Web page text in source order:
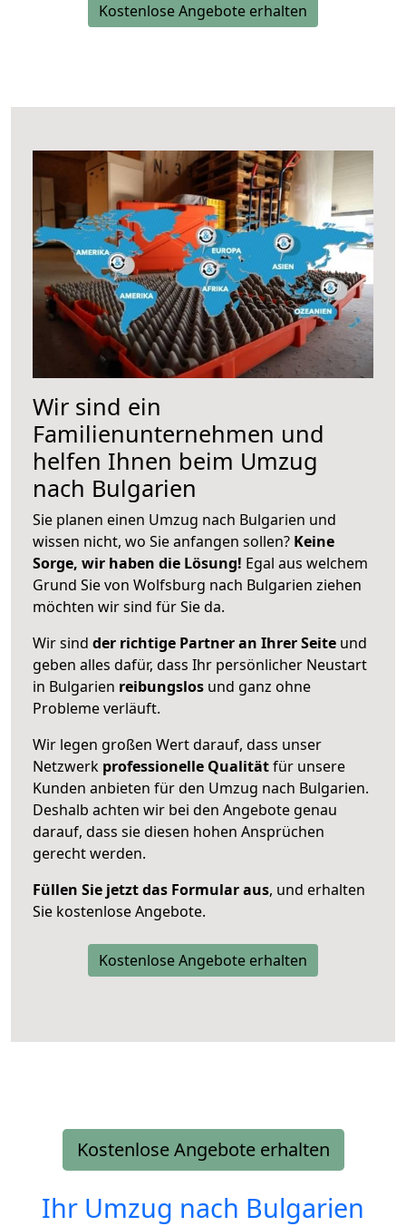
Kostenlose Angebote erhalten
Wir sind ein
Familienunternehmen und
helfen Ihnen beim Umzug
nach Bulgarien
Sie planen einen Umzug nach Bulgarien und
wissen nicht, wo Sie anfangen sollen? Keine
Sorge, wir haben die Lösung! Egal aus welchem
Grund Sie von Wolfsburg nach Bulgarien ziehen
möchten wir sind für Sie da.
Wir sind der richtige Partner an Ihrer Seite und
geben alles dafür, dass Ihr persönlicher Neustart
in Bulgarien reibungslos und ganz ohne
Probleme verläuft.
Wir legen großen Wert darauf, dass unser
Netzwerk professionelle Qualitätfür unsere
Kunden anbieten für den Umzug nach Bulgarien.
Deshalb achten wir bei den Angebote genau
darauf, dass sie diesen hohen Ansprüchen
gerecht werden.
Füllen Sie jetzt das Formular aus, und erhalten
Sie kostenlose Angebote.
Kostenlose Angebote erhalten
Kostenlose Angebote erhalten
Ihr Umzug nach Bulgarien